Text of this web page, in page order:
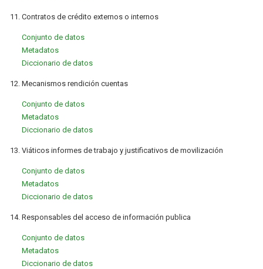
11. Contratos de crédito externos o internos
Conjunto de datos
Metadatos
Diccionario de datos
12. Mecanismos rendición cuentas
Conjunto de datos
Metadatos
Diccionario de datos
13. Viáticos informes de trabajo y justificativos de movilización
Conjunto de datos
Metadatos
Diccionario de datos
14. Responsables del acceso de información publica
Conjunto de datos
Metadatos
Diccionario de datos